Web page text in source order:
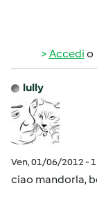
Accedi o
lully
Ven, 01/06/2012 -
ciao mandorla,